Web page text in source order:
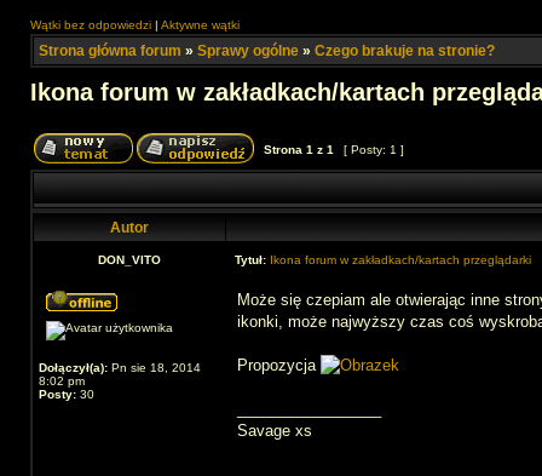
Wątki bez odpowiedzi | Aktywne wątki
Strona główna forum » Sprawy ogólne » Czego brakuje na stronie?
Ikona forum w zakładkach/kartach
Strona 1 z 1 [ Posty: 1 ]
Autor
DON_VITO Tytuł: Ikona forum w zakładkach/kartach przeglądarki
Dołączył(a): Pn sie 18, 2014
8:02 pm
Posty: 30
Może się czepiam ale otwierając inne
ikonki, może najwyższy czas coś
Propozycja
Savage xs